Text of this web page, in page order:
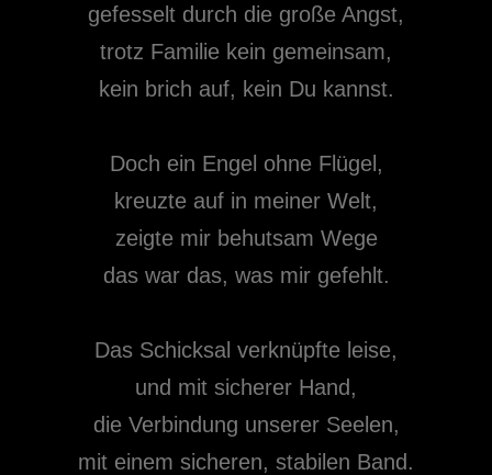
gefesselt durch die große Angst,
trotz Familie kein gemeinsam,
kein brich auf, kein Du kannst.
Doch ein Engel ohne Flügel,
kreuzte auf in meiner Welt,
zeigte mir behutsam Wege
das war das, was mir gefehlt.
Das Schicksal verknüpfte leise,
und mit sicherer Hand,
die Verbindung unserer Seelen,
mit einem sicheren, stabilen Band.